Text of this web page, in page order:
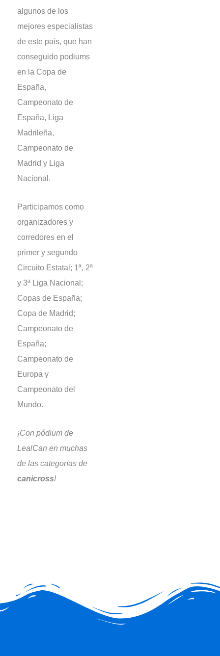
algunos de los
mejores especialistas
de este país, que han
conseguido podiums
en la Copa de
España,
Campeonato de
España, Liga
Madrileña,
Campeonato de
Madrid y Liga
Nacional.
Participamos como
organizadores y
corredores en el
primer y segundo
Circuito Estatal; 1ª, 2ª
y 3ª Liga Nacional;
Copas de España;
Copa de Madrid;
Campeonato de
España;
Campeonato de
Europa y
Campeonato del
Mundo.
¡Con pódium de
LealCan en muchas
de las categorías de
canicross!